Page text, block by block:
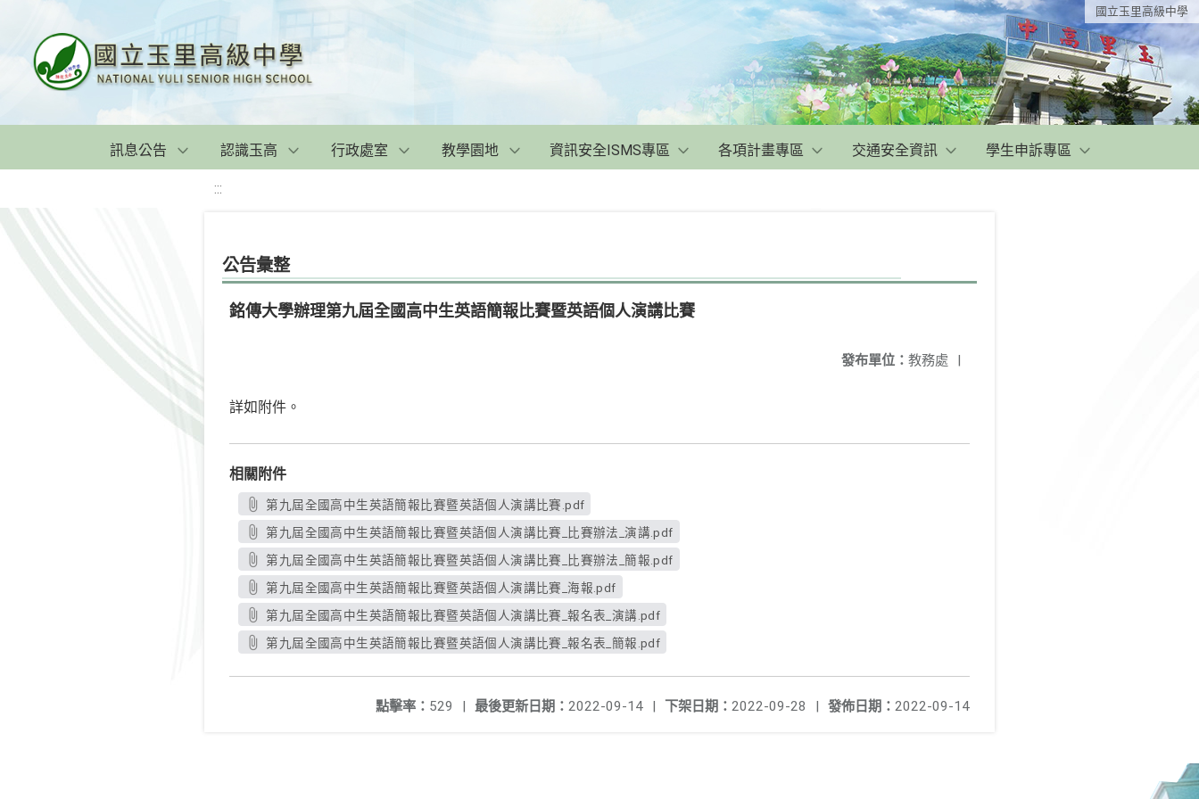
國立玉里高級中學
訊息公告 認識玉高 行政處室 教學園地 資訊安全ISMS專區 各項計畫專區 交通安全資訊 學生申訴專區
:::
公告彙整
銘傳大學辦理第九屆全國高中生英語簡報比賽暨英語個人演講比賽
發布單位： 教務處 |
詳如附件。
相關附件
第九屆全國高中生英語簡報比賽暨英語個人演講比賽.pdf
第九屆全國高中生英語簡報比賽暨英語個人演講比賽_比賽辦法_演講.pdf
第九屆全國高中生英語簡報比賽暨英語個人演講比賽_比賽辦法_簡報.pdf
第九屆全國高中生英語簡報比賽暨英語個人演講比賽_海報.pdf
第九屆全國高中生英語簡報比賽暨英語個人演講比賽_報名表_演講.pdf
第九屆全國高中生英語簡報比賽暨英語個人演講比賽_報名表_簡報.pdf
發佈日期： 2022-09-14
下架日期： 2022-09-28 |
最後更新日期： 2022-09-14 |
點擊率： 529 |